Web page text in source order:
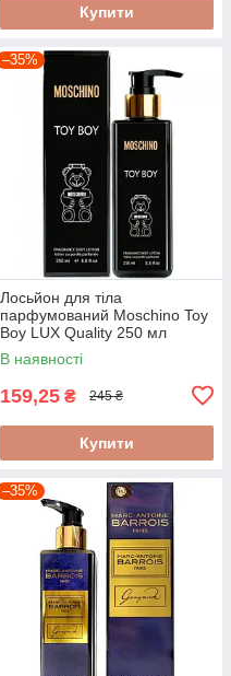
Купити
–35%
Лосьйон для тіла
парфумований Moschino Toy
Boy LUX Quality 250 мл
В наявності
159,25 ₴ 245 ₴
Купити
–35%